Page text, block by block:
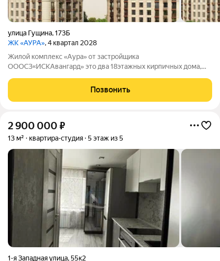
улица Гущина,173Б
ЖК «АУРА», 4 квартал 2028
Жилой комплекс «Аура» от застройщика
ОООСЗ«ИСКАвангард» это два 18этажных кирпичных дома,
продуманная архитектура и развитая инфраструктура.
Позвонить
2 900 000 ₽
13 м² квартира-студия 5 этаж из 5
1-я Западная улица,55к2